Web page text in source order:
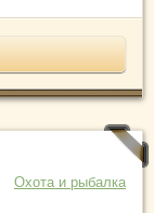
Охота и рыбалка